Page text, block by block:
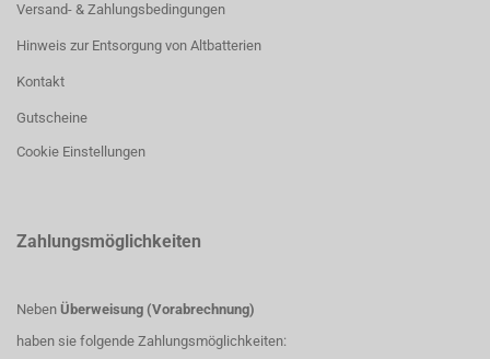
Versand- & Zahlungsbedingungen
Hinweis zur Entsorgung von Altbatterien
Kontakt
Gutscheine
Cookie Einstellungen
Zahlungsmöglichkeiten
Neben Überweisung (Vorabrechnung)
haben sie folgende Zahlungsmöglichkeiten: